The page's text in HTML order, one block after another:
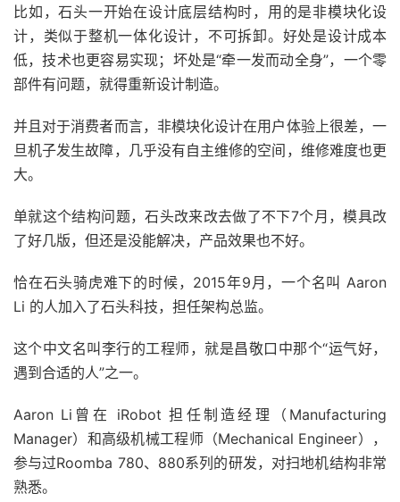
比如，石头一开始在设计底层结构时，用的是非模块化设
计，类似于整机一体化设计，不可拆卸。好处是设计成本
低，技术也更容易实现；坏处是“牵一发而动全身”，一个零
部件有问题，就得重新设计制造。
并且对于消费者而言，非模块化设计在用户体验上很差，一
旦机子发生故障，几乎没有自主维修的空间，维修难度也更
大。
单就这个结构问题，石头改来改去做了不下7个月，模具改
了好几版，但还是没能解决，产品效果也不好。
恰在石头骑虎难下的时候，2015年9月，一个名叫 Aaron
Li 的人加入了石头科技，担任架构总监。
这个中文名叫李行的工程师，就是昌敬口中那个“运气好，
遇到合适的人”之一。
Aaron Li曾在 iRobot 担任制造经理（Manufacturing
Manager）和高级机械工程师（Mechanical Engineer），
参与过Roomba 780、880系列的研发，对扫地机结构非常
熟悉。